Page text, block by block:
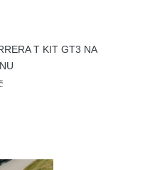
T KIT GT3 NA